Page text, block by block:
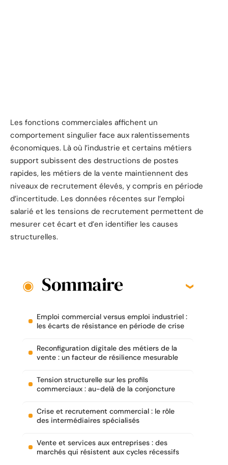
Les fonctions commerciales affichent un
comportement singulier face aux ralentissements
économiques. Là où l’industrie et certains métiers
support subissent des destructions de postes
rapides, les métiers de la vente maintiennent des
niveaux de recrutement élevés, y compris en période
d’incertitude. Les données récentes sur l’emploi
salarié et les tensions de recrutement permettent de
mesurer cet écart et d’en identifier les causes
structurelles.
Sommaire
Emploi commercial versus emploi industriel :
les écarts de résistance en période de crise
Reconfiguration digitale des métiers de la
vente : un facteur de résilience mesurable
Tension structurelle sur les profils
commerciaux : au-delà de la conjoncture
Crise et recrutement commercial : le rôle
des intermédiaires spécialisés
Vente et services aux entreprises : des
marchés qui résistent aux cycles récessifs